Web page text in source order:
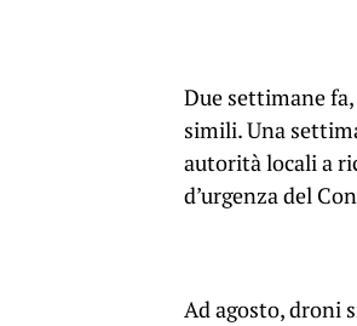
Due settimane
simili. Una
autorità locali a
d’urgenza del
Ad agosto, droni